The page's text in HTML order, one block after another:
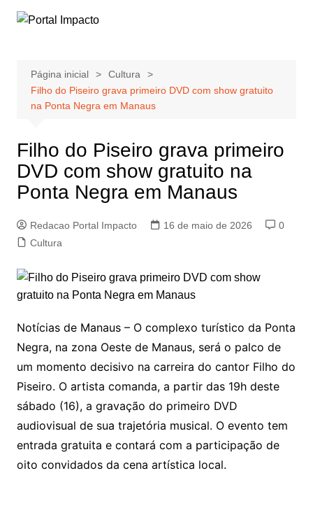
para
Página inicial
Cultura
Filho do Piseiro grava primeiro DVD com show gratuito
na Ponta Negra em Manaus
Filho do Piseiro grava primeiro
DVD com show gratuito na
Ponta Negra em Manaus
Redacao Portal Impacto 16 de maio de 2026
0
Cultura
Notícias de Manaus – O complexo turístico da Ponta
Negra, na zona Oeste de Manaus, será o palco de
um momento decisivo na carreira do cantor Filho do
Piseiro. O artista comanda, a partir das 19h deste
sábado (16), a gravação do primeiro DVD
audiovisual de sua trajetória musical. O evento tem
entrada gratuita e contará com a participação de
oito convidados da cena artística local.